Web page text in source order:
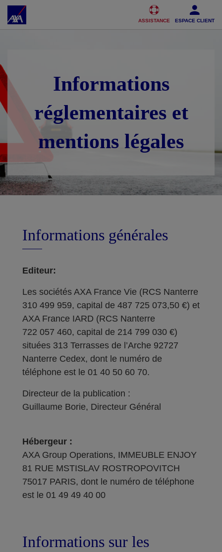
Accéder au Contenu Accéder au Pied de page
ASSISTANCE ESPACE CLIENT
Informations
réglementaires et
mentions légales
Informations générales
Editeur:
Les sociétés AXA France Vie (RCS Nanterre
310 499 959, capital de 487 725 073,50 €) et
AXA France IARD (RCS Nanterre
722 057 460, capital de 214 799 030 €)
situées 313 Terrasses de l’Arche 92727
Nanterre Cedex, dont le numéro de
téléphone est le 01 40 50 60 70.
Directeur de la publication :
Guillaume Borie, Directeur Général
Hébergeur :
AXA Group Operations, IMMEUBLE ENJOY
81 RUE MSTISLAV ROSTROPOVITCH
75017 PARIS, dont le numéro de téléphone
est le 01 49 49 40 00
Informations sur les